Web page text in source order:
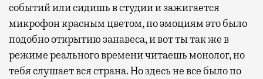
событий или сидишь в студии и зажигается
микрофон красным цветом, по эмоциям это было
подобно открытию занавеса, и вот ты так же в
режиме реального времени читаешь монолог, но
тебя слушает вся страна. Но здесь не все было по